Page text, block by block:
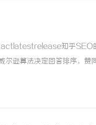
知乎SEO
尔逊算法决定回答排序，
率的低赞回答可超越高赞